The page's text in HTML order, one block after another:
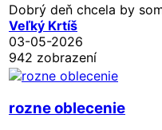
Dobrý deň chcela by
Veľký Krtíš
03-05-2026
942 zobrazení
rozne oblecenie